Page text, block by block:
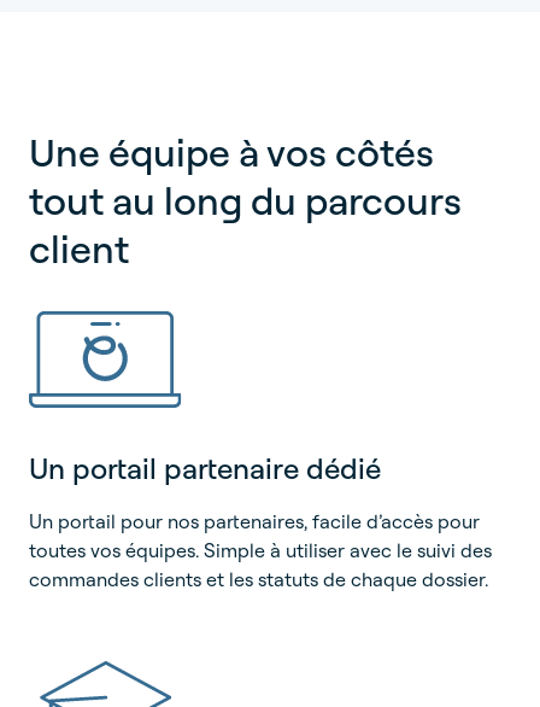
Une équipe à vos côtés
tout au long du parcours
client
Un portail partenaire dédié
Un portail pour nos partenaires, facile d’accès pour
toutes vos équipes. Simple à utiliser avec le suivi des
commandes clients et les statuts de chaque dossier.